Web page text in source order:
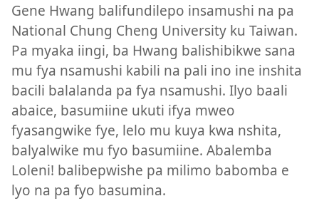
Gene Hwang balifundilepo insamushi na pa
National Chung Cheng University ku Taiwan.
Pa myaka iingi, ba Hwang balishibikwe sana
mu fya nsamushi kabili na pali ino ine inshita
bacili balalanda pa fya nsamushi. Ilyo baali
abaice, basumiine ukuti ifya mweo
fyasangwike fye, lelo mu kuya kwa nshita,
balyalwike mu fyo basumiine. Abalemba
Loleni! balibepwishe pa milimo babomba e
lyo na pa fyo basumina.